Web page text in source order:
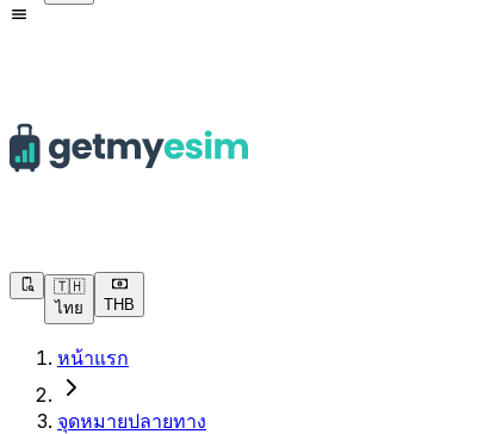
🇹🇭
ไทย
THB
หน้าแรก
จุดหมายปลายทาง